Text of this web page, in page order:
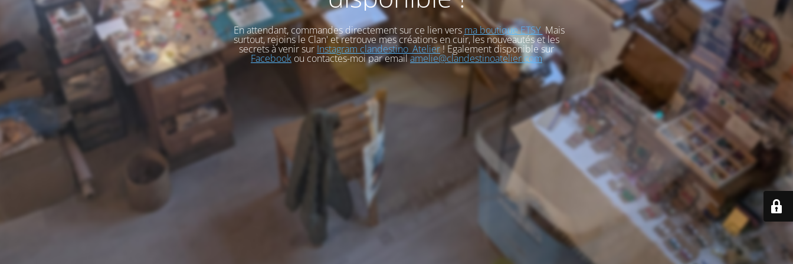
En attendant, commandes directement sur ce lien vers ma boutique ETSY Mais
surtout, rejoins le Clan' et retrouve mes créations en cuir, les nouveautés et les
secrets à venir sur Instagram clandestino_Atelier! Egalement disponible sur
Facebook ou contactes-moi par emailamelie@clandestinoatelier.com